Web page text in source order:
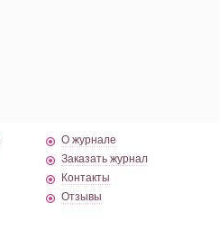
О журнале
Заказать журнал
Контакты
Отзывы